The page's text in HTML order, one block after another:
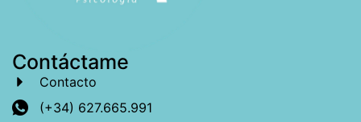
Contáctame
Contacto
(+34) 627.665.991